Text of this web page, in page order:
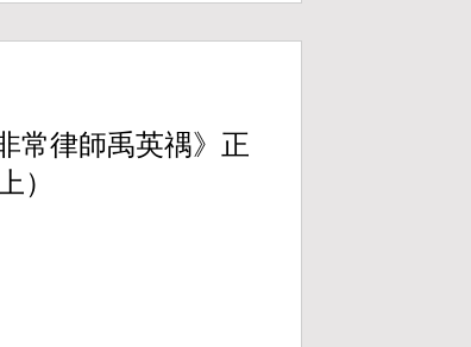
常律師禹英禑》正
）